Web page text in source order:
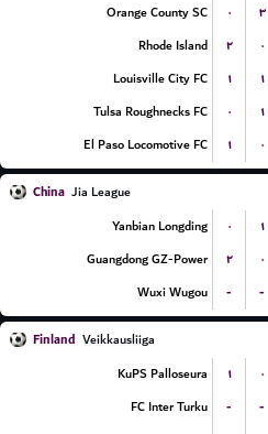
Orange County SC
۰ ۳
Rhode Island
۲ ۰
Louisville City FC
۱ ۱
Tulsa Roughnecks FC
۰ ۱
El Paso Locomotive FC
۱ ۰
China Jia League
Yanbian Longding
۰ ۱
Guangdong GZ-Power
۲ ۰
Wuxi Wugou
- -
Finland Veikkausliiga
KuPS Palloseura
۱ ۰
FC Inter Turku
- -